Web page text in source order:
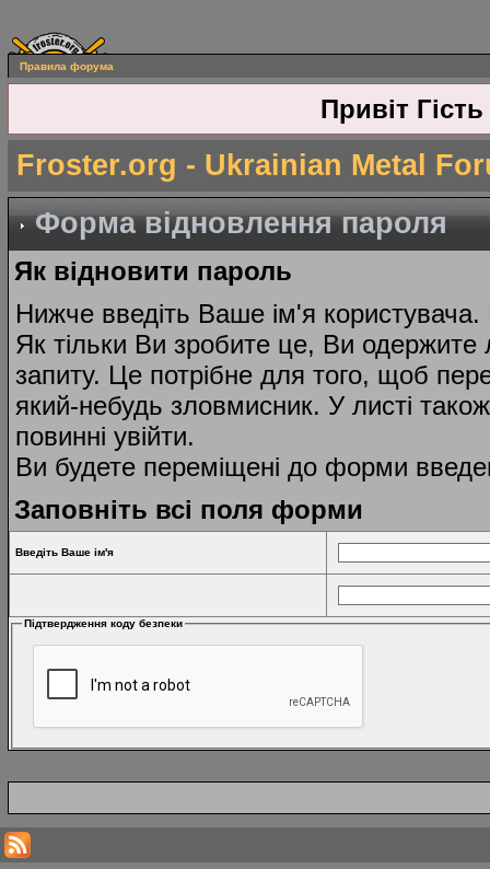
Правила форума
Привіт Гість
Froster.org - Ukrainian Metal
Форма відновлення пароля
Як відновити пароль
Нижче введіть Ваше ім'я
Як тільки Ви зробите це, Ви
запиту. Це потрібне для того, щоб
який-небудь зловмисник. У листі
повинні увійти.
Ви будете переміщені до форми
Заповніть всі поля форми
Введіть Ваше ім'я
Підтвердження коду безпеки